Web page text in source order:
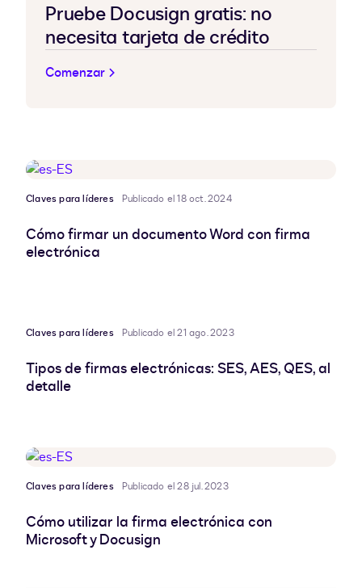
Pruebe Docusign gratis: no
necesita tarjeta de crédito
Comenzar
Claves para líderes Publicado el 18 oct. 2024
Cómo firmar un documento Word con firma
electrónica
Claves para líderes Publicado el 21 ago. 2023
Tipos de firmas electrónicas: SES, AES, QES, al
detalle
Claves para líderes Publicado el 28 jul. 2023
Cómo utilizar la firma electrónica con
Microsoft y Docusign